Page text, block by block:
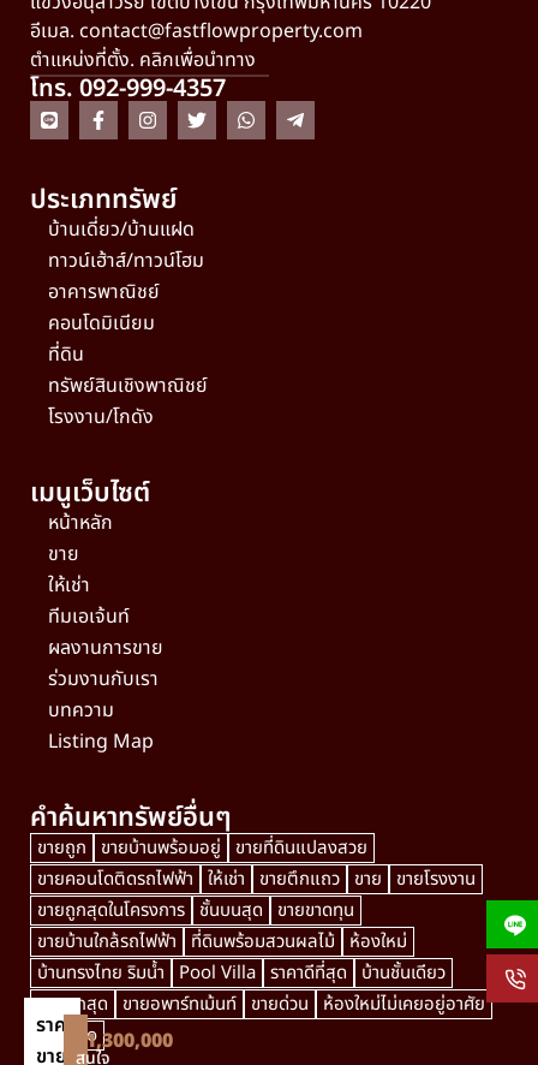
ราคา
ขาย
฿1,300,000
สนใจ
อีเมล. contact@fastflowproperty.com
ตำแหน่งที่ตั้ง. คลิกเพื่อนำทาง
โทร. 092-999-4357
ประเภททรัพย์
บ้านเดี่ยว/บ้านแฝด
ทาวน์เฮ้าส์/ทาวน์โฮม
อาคารพาณิชย์
คอนโดมิเนียม
ที่ดิน
ทรัพย์สินเชิงพาณิชย์
โรงงาน/โกดัง
เมนูเว็บไซต์
หน้าหลัก
ขาย
ให้เช่า
ทีมเอเจ้นท์
ผลงานการขาย
ร่วมงานกับเรา
บทความ
Listing Map
คำค้นหาทรัพย์อื่นๆ
ขายถูก ขายบ้านพร้อมอยู่
ขายที่ดินแปลงสวย
ขายคอนโดติดรถไฟฟ้า ให้เช่า ขายตึกแถว ขาย
ขายโรงงาน
ขายถูกสุดในโครงการ ชั้นบนสุด
ขายขาดทุน
ขายบ้านใกล้รถไฟฟ้า
ที่ดินพร้อมสวนผลไม้
ห้องใหม่
บ้านทรงไทย ริมน้ำ
Pool Villa ราคาดีที่สุด
บ้านชั้นเดียว
ขายถูกสุด
ขายอพาร์ทเม้นท์ ขายด่วน
ห้องใหม่ไม่เคยอยู่อาศัย
villagio